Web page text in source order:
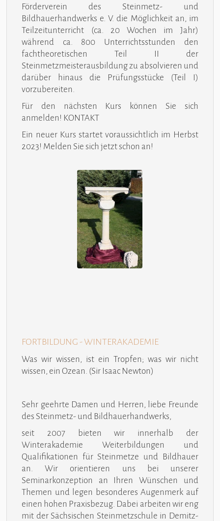
Förderverein des Steinmetz- und
Bildhauerhandwerks e. V. die Möglichkeit an, im
Teilzeitunterricht (ca. 20 Wochen im Jahr)
während ca. 800 Unterrichtsstunden den
fachtheoretischen Teil II der
Steinmetzmeisterausbildung zu absolvieren und
darüber hinaus die Prüfungsstücke (Teil I)
vorzubereiten.
Für den nächsten Kurs können Sie sich
anmelden! KONTAKT
Ein neuer Kurs startet voraussichtlich im Herbst
2023! Melden Sie sich jetzt schon an!
FORTBILDUNG - WINTERAKADEMIE
Was wir wissen, ist ein Tropfen; was wir nicht
wissen, ein Ozean. (Sir Isaac Newton)
Sehr geehrte Damen und Herren, liebe Freunde
des Steinmetz- und Bildhauerhandwerks,
seit 2007 bieten wir innerhalb der
Winterakademie Weiterbildungen und
Qualifikationen für Steinmetze und Bildhauer
an. Wir orientieren uns bei unserer
Seminarkonzeption an Ihren Wünschen und
Themen und legen besonderes Augenmerk auf
einen hohen Praxisbezug. Dabei arbeiten wir eng
mit der Sächsischen Steinmetzschule in Demitz-